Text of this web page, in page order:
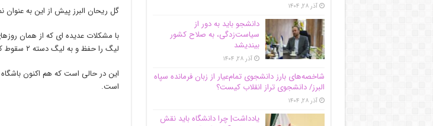
گل ریحان البرز پیش از این به
با مشکلات عدیده ای که از همان
لیگ را حفظ و به لیگ دسته ۲ سقوط کردند.
این در حالی است که هم اکنون
است.
آذر ۲۸, ۱۴۰۴
دانشجو باید به دور از
سیاست‌زدگی، به صلاح کشور
بیندیشد
آذر ۲۸, ۱۴۰۴
شاخصه‌های بارز دانشجوی تمام‌عیار از زبان فرمانده سپاه
البرز/ دانشجوی تراز انقلاب کیست؟
آذر ۲۸, ۱۴۰۴
یادداشت| چرا دانشگاه باید نقش